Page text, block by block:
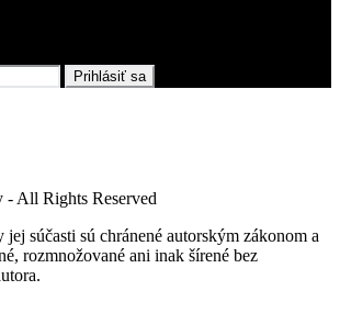
Prihlásiť sa
- All Rights Reserved
jej súčasti sú chránené autorským zákonom a
rozmnožované ani inak šírené bez